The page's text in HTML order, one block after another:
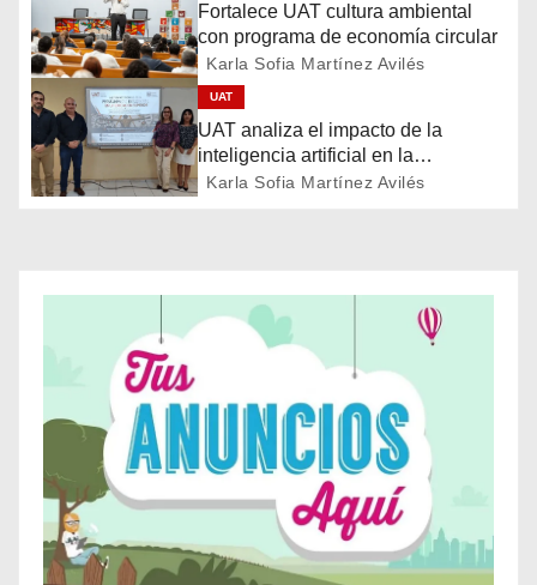
i
ó
n
d
e
r
a
d
Fortalece UAT cultura ambiental
con programa de economía circular
Karla Sofia Martínez Avilés
UAT
UAT analiza el impacto de la
inteligencia artificial en la
educación
Karla Sofia Martínez Avilés